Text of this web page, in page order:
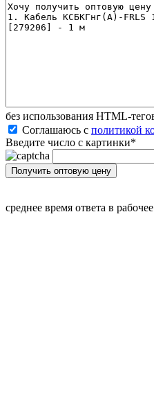
без иcпользования HTML-
Соглашаюсь с политикой
Введите число с картинки*
среднее время ответа в